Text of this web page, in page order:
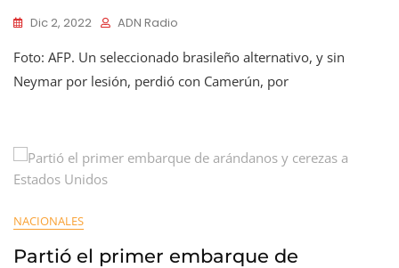
Dic 2, 2022 ADN Radio
Foto: AFP. Un seleccionado brasileño alternativo, y sin
Neymar por lesión, perdió con Camerún, por
NACIONALES
Partió el primer embarque de